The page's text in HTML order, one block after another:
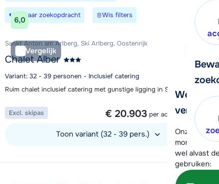
We
verder!
Onze
moment
wel alvast
gebruiken:
Bewaar zoekopdracht Wis filters
6,0
Vergelijk
Sankt Anton am Arlberg, Ski Arlberg, Oostenrijk
Chalet Alber
Variant: 32 - 39 personen - Inclusief catering
Ruim chalet inclusief catering met gunstige ligging in St. Anton
1 week vanaf
€ 20.903 per accommodatie
Excl. skipas
Toon variant (32 - 39 pers.)